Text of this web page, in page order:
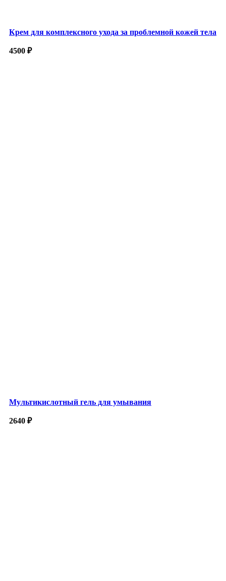
Крем для комплексного ухода за проблемной кожей тела
4500 ₽
Мультикислотный гель для умывания
2640 ₽